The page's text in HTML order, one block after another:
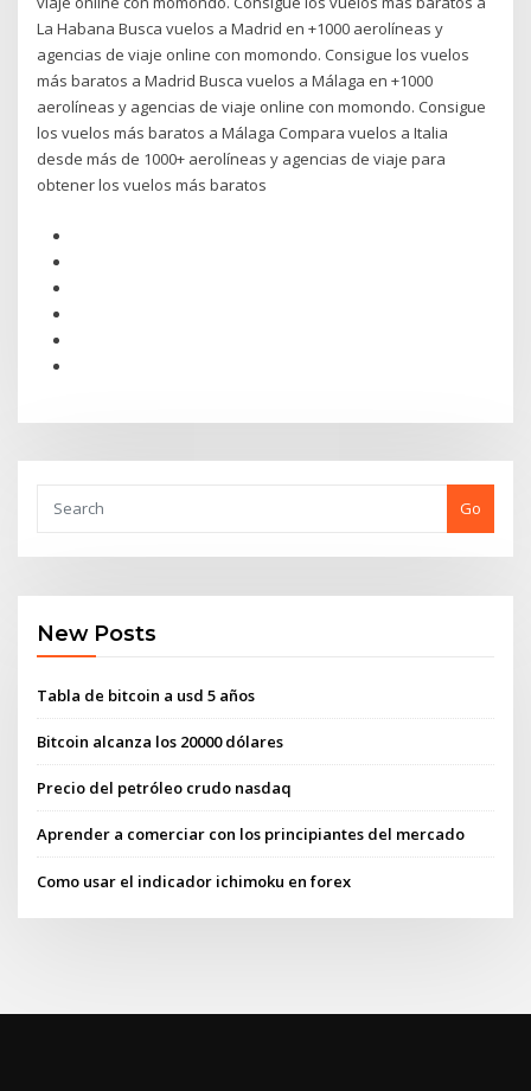
La Habana Busca vuelos a Madrid en +1000 aerolíneas y
agencias de viaje online con momondo. Consigue los vuelos
más baratos a Madrid Busca vuelos a Málaga en +1000
aerolíneas y agencias de viaje online con momondo. Consigue
los vuelos más baratos a Málaga Compara vuelos a Italia
desde más de 1000+ aerolíneas y agencias de viaje para
obtener los vuelos más baratos
Go
New Posts
Tabla de bitcoin a usd 5 años
Bitcoin alcanza los 20000 dólares
Precio del petróleo crudo nasdaq
Aprender a comerciar con los principiantes del mercado
Como usar el indicador ichimoku en forex